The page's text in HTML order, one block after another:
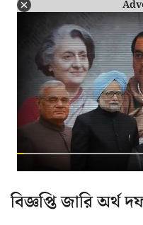
বিজ্ঞপ্তি জারি অর্থ